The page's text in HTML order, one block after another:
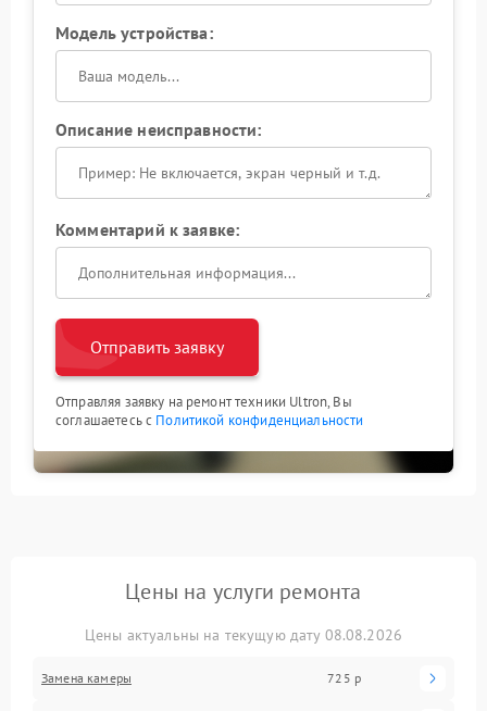
Модель устройства:
Описание неисправности:
Комментарий к заявке:
Отправить заявку
Отправляя заявку на ремонт техники Ultron, Вы
соглашаетесь с Политикой конфиденциальности
Цены на услуги ремонта
Цены актуальны на текущую дату 08.08.2026
Замена камеры 725 р